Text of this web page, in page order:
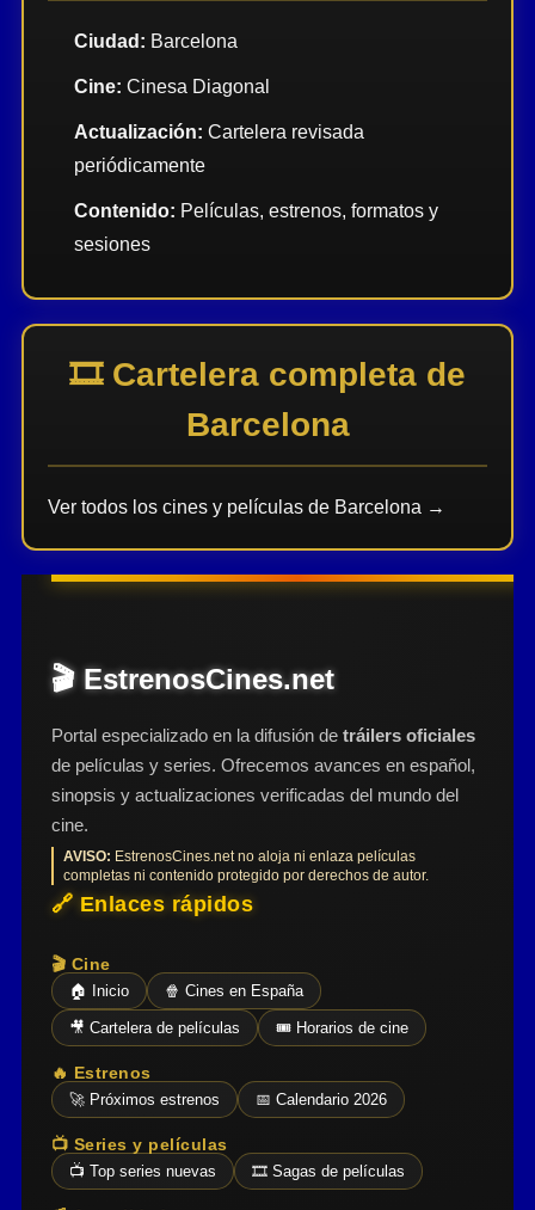
Ciudad: Barcelona
Cine: Cinesa Diagonal
Actualización: Cartelera revisada
periódicamente
Contenido: Películas, estrenos, formatos y
sesiones
🎞️ Cartelera completa de
Barcelona
Ver todos los cines y películas de Barcelona →
🎬 EstrenosCines.net
Portal especializado en la difusión de tráilers oficiales
de películas y series. Ofrecemos avances en español,
sinopsis y actualizaciones verificadas del mundo del
cine.
AVISO: EstrenosCines.net no aloja ni enlaza películas
completas ni contenido protegido por derechos de autor.
🔗 Enlaces rápidos
🎬 Cine
🏠 Inicio 🍿 Cines en España
🎥 Cartelera de películas 🎟️ Horarios de cine
🔥 Estrenos
🚀 Próximos estrenos 📅 Calendario 2026
📺 Series y películas
📺 Top series nuevas 🎞️ Sagas de películas